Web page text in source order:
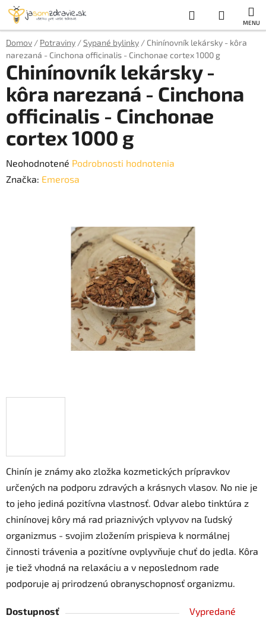
Prejsť
obsah
Hľadať
KOŠÍK
Domov / Potraviny /Sypané bylinky / Chinínovník lekársky - kôra
narezaná - Cinchona officinalis - Cinchonae cortex 1000 g
Chinín je známy ako zložka kozmetických prípravkov
určených na podporu zdravých a krásnych vlasov. No nie je
to jeho jediná pozitívna vlastnosť. Odvar alebo tinktúra z
chinínovej kôry má rad priaznivých vplyvov na ľudský
organizmus - svojim zložením prispieva k normálnej
činnosti trávenia a pozitívne ovplyvňuje chuť do jedla. Kôra
je tiež vhodná na relaxáciu a v neposlednom rade
podporuje aj prirodzenú obranyschopnosť organizmu.
Dostupnosť
Vypredané
Chinínovník lekársky -
kôra narezaná - Cinchona
officinalis - Cinchonae
cortex 1000 g
Priemerné
hodnotenie
Neohodnotené Podrobnosti hodnotenia
Značka: Emerosa